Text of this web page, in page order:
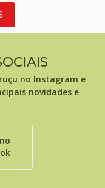
no Instagram e
novidades e